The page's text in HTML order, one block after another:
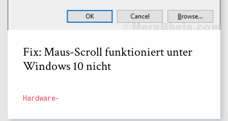
Fix: Maus-Scroll funktioniert unter
Windows 10 nicht
Hardware-